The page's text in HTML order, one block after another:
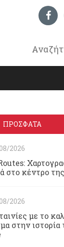
ΠΡΟΣΦΑΤΑ
2026
στο κέντρο
2026
με το
στην ιστορία